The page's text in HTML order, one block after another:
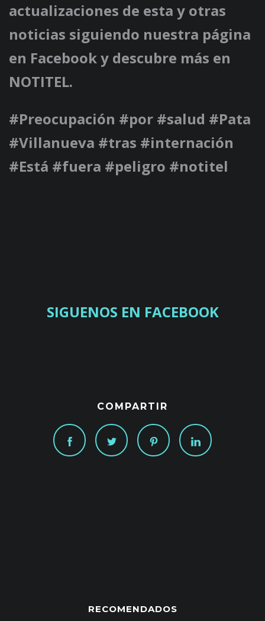
actualizaciones de esta y otras
noticias siguiendo nuestra página
en Facebook y descubre más en
NOTITEL.
#Preocupación #por #salud #Pata
#Villanueva #tras #internación
#Está #fuera #peligro #notitel
SIGUENOS EN FACEBOOK
COMPARTIR
RECOMENDADOS